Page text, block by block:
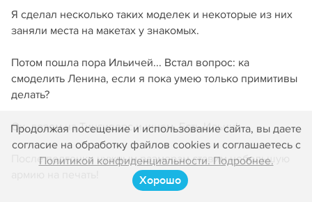
Продолжая посещение и использование сайта, вы даете
согласие на обработку файлов cookies и соглашаетесь с
Политикой конфиденциальности. Подробнее.
Хорошо
Я сделал несколько таких моделек и некоторые из них
заняли места на макетах у знакомых.
Потом пошла пора Ильичей... Встал вопрос: ка
смоделить Ленина, если я пока умею только примитивы
делать?
Ок, лезем на Тингиверс и ищем. Есть Ильич!
После подгонки нужным размерам ставим небольшую